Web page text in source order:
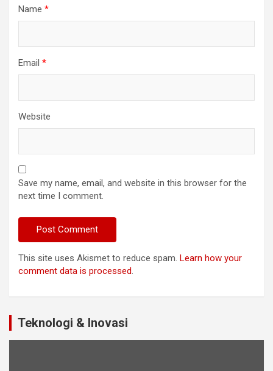
Name *
Email *
Website
Save my name, email, and website in this browser for the
next time I comment.
This site uses Akismet to reduce spam. Learn how your
comment data is processed.
Teknologi & Inovasi